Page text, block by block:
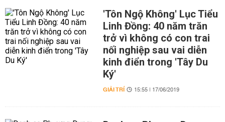
'Tôn Ngộ Không' Lục Tiểu
Linh Đồng: 40 năm trăn
trở vì không có con trai
nối nghiệp sau vai diễn
kinh điển trong 'Tây Du
Ký'
GIẢI TRÍ 15:55 | 17/06/2019